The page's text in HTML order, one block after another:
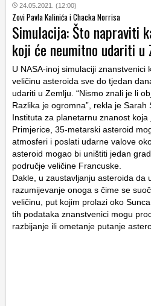
24.05.2021. (12:00)
Zovi Pavla Kalinića i Chacka Norrisa
Simulacija: Što napraviti
koji će neumitno udariti u
U NASA-inoj simulaciji znanstvenici
veličinu asteroida sve do tjedan
udariti u Zemlju. “Nismo znali je li
Razlika je ogromna”, rekla je Sarah
Instituta za planetarnu znanost koja
Primjerice, 35-metarski asteroid
atmosferi i poslati udarne valove
asteroid mogao bi uništiti jedan
područje veličine Francuske.
Dakle, u zaustavljanju asteroida da
razumijevanje onoga s čime se
veličinu, put kojim prolazi oko
tih podataka znanstvenici mogu
razbijanje ili ometanje putanje